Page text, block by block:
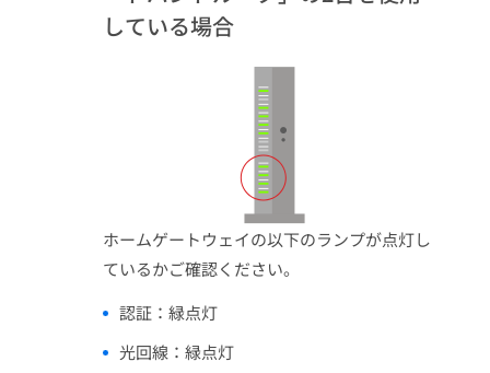
している場合
ホームゲートウェイの以下のランプが点灯し
ているかご確認ください。​
認証：緑点灯​
光回線：緑点灯​